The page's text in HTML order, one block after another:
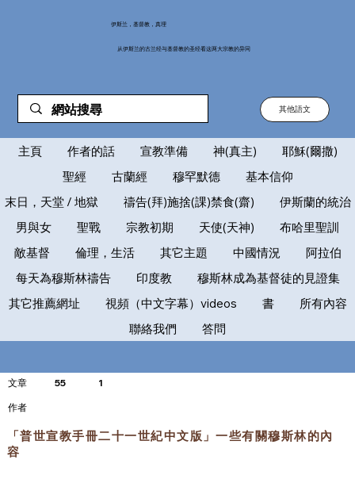
伊斯兰，基督教，真理
从伊斯兰的古兰经与基督教的圣经看这两大宗教的异同
其他語文
主頁 作者的話 宣教準備 神(真主)
耶穌(爾撒)
聖經
古蘭經 穆罕默德
基本信仰
末日，天堂 / 地獄
禱告(拜)施捨(課)禁食(齋)
伊斯蘭的統治
男與女
聖戰 宗教初期 天使(天神)
布哈里聖訓
敵基督
倫理，生活 其它主題 中國情況
阿拉伯
每天為穆斯林禱告
印度教
穆斯林成為基督徒的見證集
其它推薦網址
視頻（中文字幕）videos 書
所有內容
聯絡我們
答問
文章 55 1
​作者
「普世宣教手冊二十一世紀中文版」一些有關穆斯林的內
容